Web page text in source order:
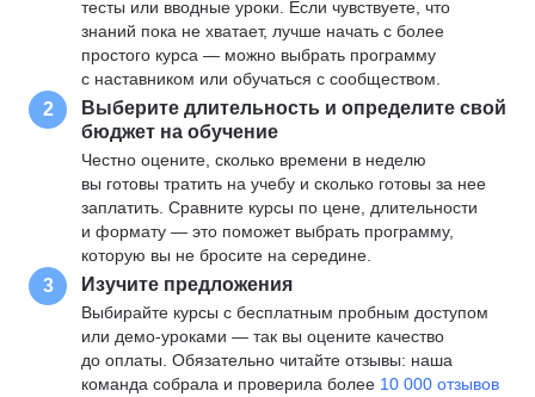
тесты или вводные уроки. Если чувствуете, что
знаний пока не хватает, лучше начать с более
простого курса — можно выбрать программу
с наставником или обучаться с сообществом.
2
Выберите длительность и определите свой
бюджет на обучение
Честно оцените, сколько времени в неделю
вы готовы тратить на учебу и сколько готовы за нее
заплатить. Сравните курсы по цене, длительности
и формату — это поможет выбрать программу,
которую вы не бросите на середине.
3 Изучите предложения
Выбирайте курсы с бесплатным пробным доступом
или демо-уроками — так вы оцените качество
до оплаты. Обязательно читайте отзывы: наша
команда собрала и проверила более 10 000 отзывов